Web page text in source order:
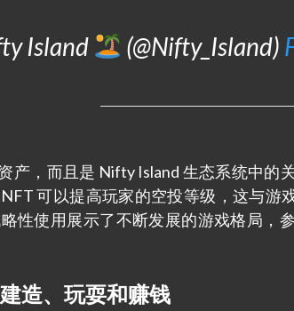
Island (@Nifty_Island)
产，而且是 Nifty Island 生态系统中的
可以提高玩家的空投等级，这与游
性使用展示了不断发展的游戏格局，
造、玩耍和赚钱